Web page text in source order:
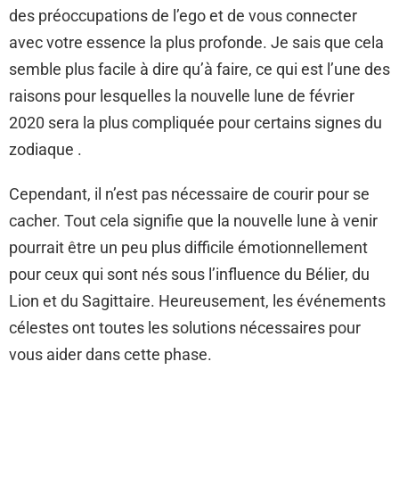
des préoccupations de l’ego et de vous connecter
avec votre essence la plus profonde. Je sais que cela
semble plus facile à dire qu’à faire, ce qui est l’une des
raisons pour lesquelles la nouvelle lune de février
2020 sera la plus compliquée pour certains signes du
zodiaque .
Cependant, il n’est pas nécessaire de courir pour se
cacher. Tout cela signifie que la nouvelle lune à venir
pourrait être un peu plus difficile émotionnellement
pour ceux qui sont nés sous l’influence du Bélier, du
Lion et du Sagittaire. Heureusement, les événements
célestes ont toutes les solutions nécessaires pour
vous aider dans cette phase.